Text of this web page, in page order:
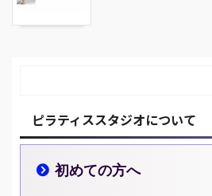
ピラティススタジオについて
初めての方へ